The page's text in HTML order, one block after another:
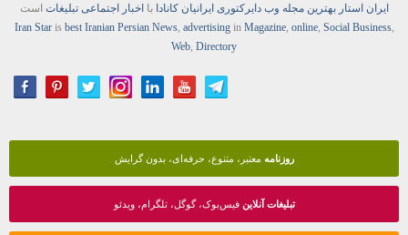
ایران استار بهترین مجله وب دایرکتوری ایرانیان کانادا با اخبار اجتماعی تبلیغات است
Iran Staris best Iranian Persian News, advertisingin Magazine, online, Social Business,
Web, Directory
روزنامه معتبر، متنوع، حرفه‌ای، بدون گرایش
تبلیغات آنلاینفیس‌بوک، گوگل، تلگرام، ویدئو